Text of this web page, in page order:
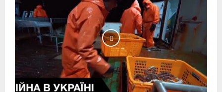
y
b
e